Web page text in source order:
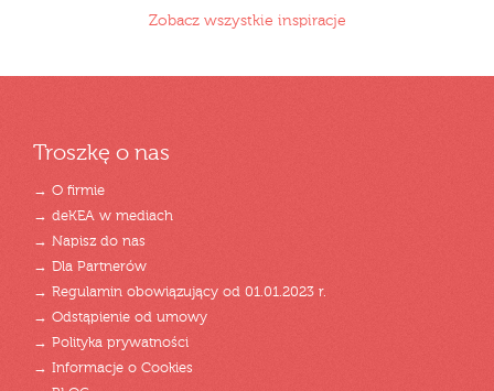
Zobacz wszystkie inspiracje
Troszkę o nas
→ O firmie
→ deKEA w mediach
→ Napisz do nas
→ Dla Partnerów
→ Regulamin obowiązujący od 01.01.2023 r.
→ Odstąpienie od umowy
→ Polityka prywatności
→ Informacje o Cookies